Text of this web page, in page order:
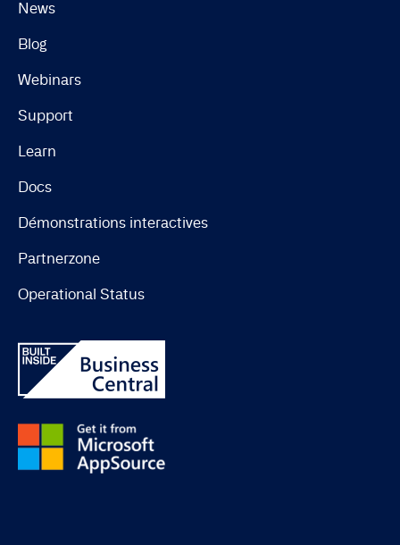
News
Blog
Webinars
Support
Learn
Docs
Démonstrations interactives
Partnerzone
Operational Status